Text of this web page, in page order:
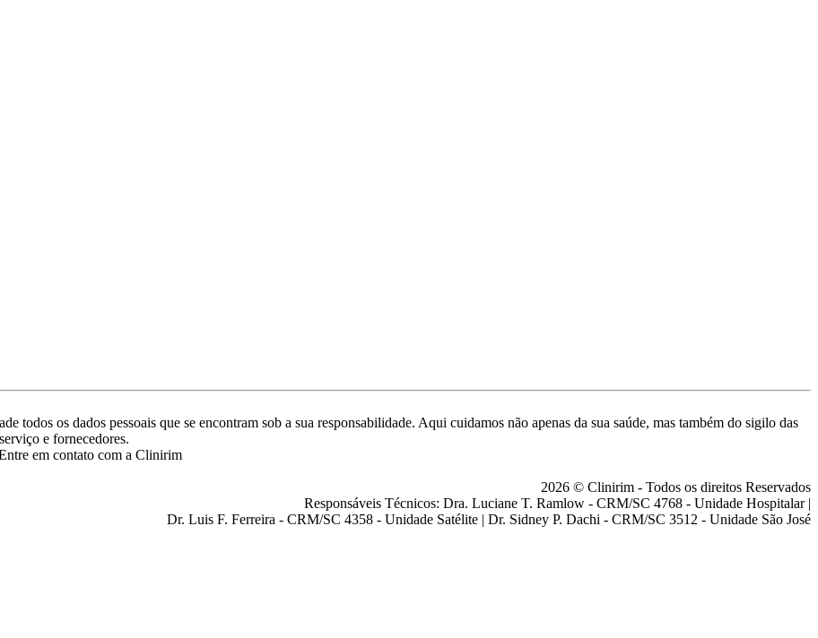
todos os dados pessoais que se encontram sob a sua responsabilidade. Aqui cuidamos não apenas da sua saúde, mas também do sigilo das
e fornecedores.
em contato com a Clinirim
2026 © Clinirim - Todos os direitos Reservados
Responsáveis Técnicos: Dra. Luciane T. Ramlow - CRM/SC 4768 - Unidade Hospitalar |
Dr. Luis F. Ferreira - CRM/SC 4358 - Unidade Satélite | Dr. Sidney P. Dachi - CRM/SC 3512 - Unidade São José